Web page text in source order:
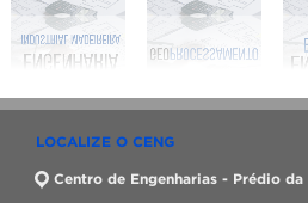
LOCALIZE O CENG
Centro de Engenharias - Prédio